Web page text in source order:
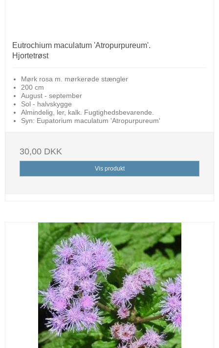
Eutrochium maculatum 'Atropurpureum'.
Hjortetrøst
Mørk rosa m. mørkerøde stængler
200 cm
August - september
Sol - halvskygge
Almindelig, ler, kalk. Fugtighedsbevarende.
Syn: Eupatorium maculatum 'Atropurpureum'
30,00 DKK
Vis produkt